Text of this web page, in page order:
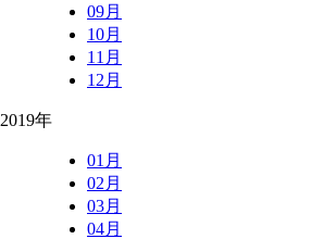
09月
10月
11月
12月
2019年
01月
02月
03月
04月